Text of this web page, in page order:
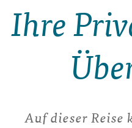
Ihre
Auf dieser Reise